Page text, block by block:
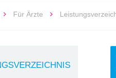
Für Ärzte